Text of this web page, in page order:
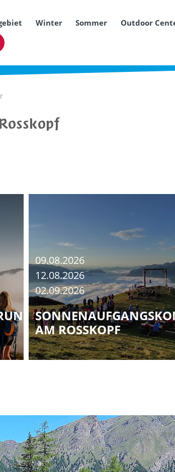
Winter Sommer Outdoor
09.08.2026
12.08.2026
02.09.2026
AM ROSSKOPF